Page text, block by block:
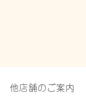
他店舗のご案内